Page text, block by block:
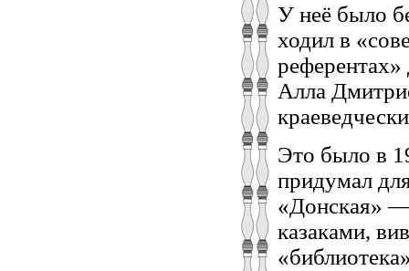
У неё было
ходил в
референтах»
Алла
Это было в
придумал
«Донская» —
казаками,